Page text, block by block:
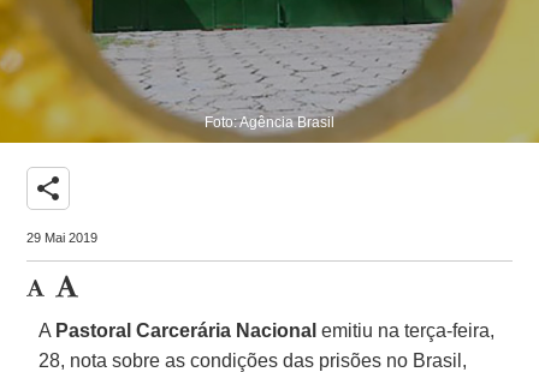
Foto: Agência Brasil
share
29 Mai 2019
A Pastoral Carcerária Nacional emitiu na terça-feira,
28, nota sobre as condições das prisões no Brasil,